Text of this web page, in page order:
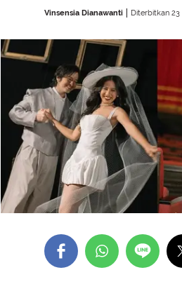
Vinsensia Dianawanti Diterbitkan 23